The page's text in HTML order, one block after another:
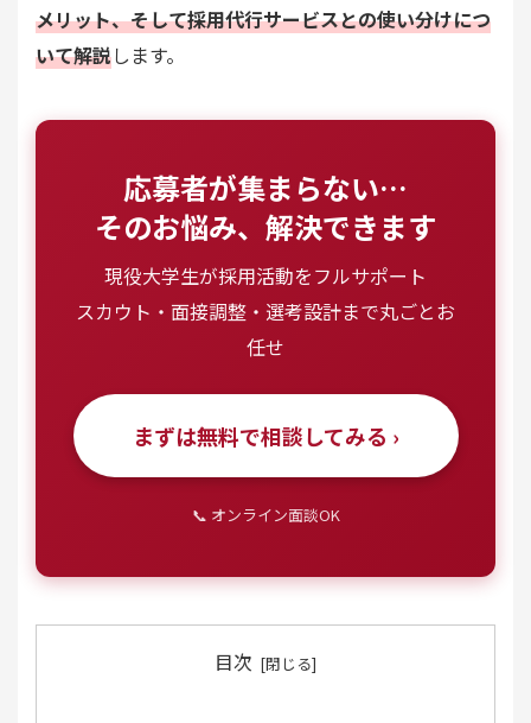
メリット、そして採用代行サービスとの使い分けにつ
いて解説します。
応募者が集まらない…
そのお悩み、解決できます
現役大学生が採用活動をフルサポート
スカウト・面接調整・選考設計まで丸ごとお
任せ
まずは無料で相談してみる ›
📞 オンライン面談OK
目次